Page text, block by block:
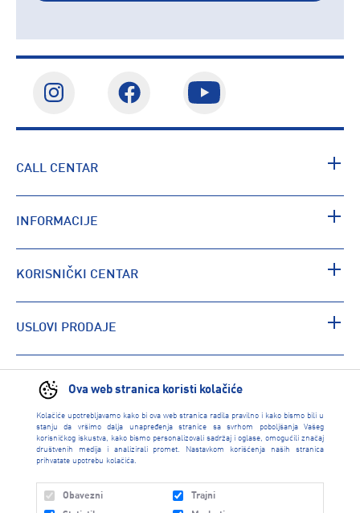
Ova web stranica koristi kolačiće
Kolačiće upotrebljavamo kako bi ova web stranica radila pravilno i kako bismo bili u
stanju da vršimo dalja unapređenja stranice sa svrhom poboljšanja Vašeg
korisničkog iskustva, kako bismo personalizovali sadržaj i oglase, omogućili značaj
društvenih medija i analizirali promet. Nastavkom korišćenja naših stranica
prihvatate upotrebu kolačića.
Obavezni
Trajni
CALL CENTAR
INFORMACIJE
KORISNIČKI CENTAR
USLOVI PRODAJE
PRONAĐI RADNJU